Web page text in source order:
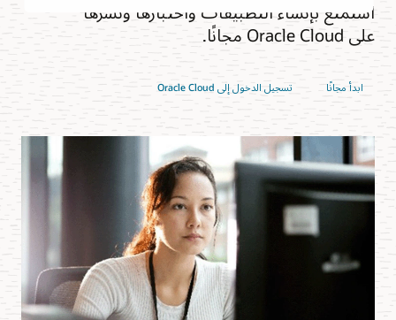
استمتع بإنشاء التطبيقات واختبارها ونشرها
على Oracle Cloud مجانًا.
ابدأ مجانًا تسجيل الدخول إلى Oracle Cloud